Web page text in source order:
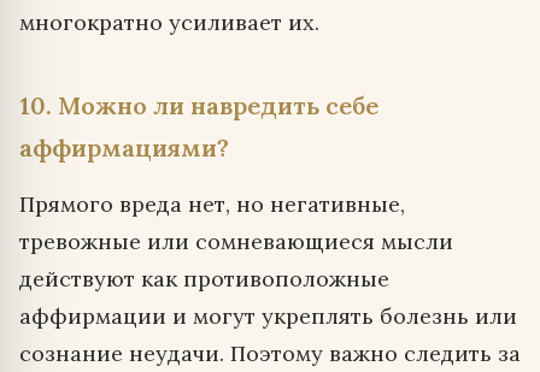
многократно усиливает их.
10. Можно ли навредить себе
аффирмациями?
Прямого вреда нет, но негативные,
тревожные или сомневающиеся мысли
действуют как противоположные
аффирмации и могут укреплять болезнь или
сознание неудачи. Поэтому важно следить за